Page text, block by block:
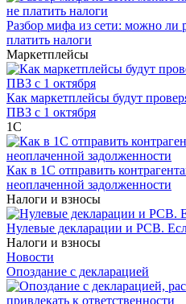
Разбор мифа из сети: можно ли
платить налоги
Маркетплейсы
Как маркетплейсы будут
ПВЗ с 1 октября
1С
Как в 1С отправить
неоплаченной задолженности
Налоги и взносы
Нулевые декларации и РСВ.
Налоги и взносы
Новости
Опоздание с декларацией